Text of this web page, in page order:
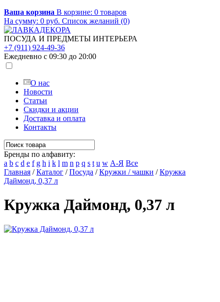
Ваша корзина В корзине: 0 товаров
На сумму: 0 руб. Список желаний (0)
ПОСУДА И ПРЕДМЕТЫ ИНТЕРЬЕРА
+7 (911) 924-49-36
Ежедневно с 09:30 до 20:00
О нас
Новости
Статьи
Скидки и акции
Доставка и оплата
Контакты
Бренды по алфавиту:
a b c d e f g h i k l m n p q s t u w А-Я Все
Главная /Каталог /Посуда /Кружки / чашки /Кружка
Даймонд, 0,37 л
Кружка Даймонд, 0,37 л